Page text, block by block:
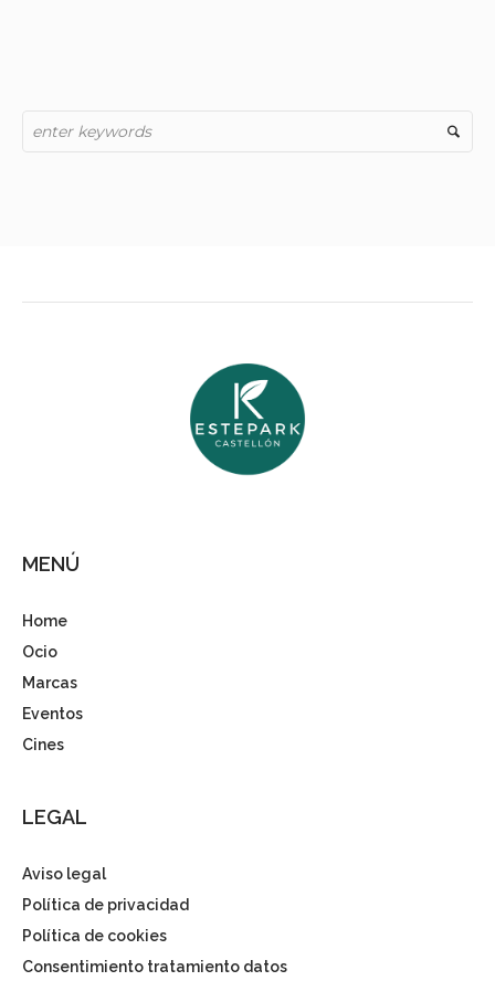
MENÚ
Home
Ocio
Marcas
Eventos
Cines
LEGAL
Aviso legal
Política de privacidad
Política de cookies
Consentimiento tratamiento datos